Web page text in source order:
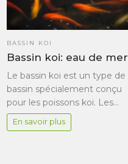
BASSIN KOI
Bassin koi: eau de mer
Le bassin koi est un type de
bassin spécialement conçu
pour les poissons koi. Les…
En savoir plus